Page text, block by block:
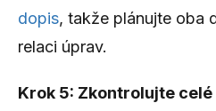
dopis, takže plánujte oba
relaci úprav.
Krok 5: Zkontrolujte